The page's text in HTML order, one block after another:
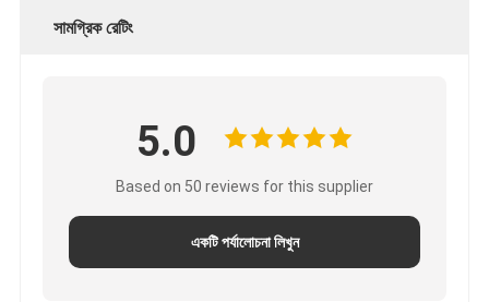
সামগ্রিক রেটিং
5.0
Based on 50 reviews for this supplier
একটি পর্যালোচনা লিখুন